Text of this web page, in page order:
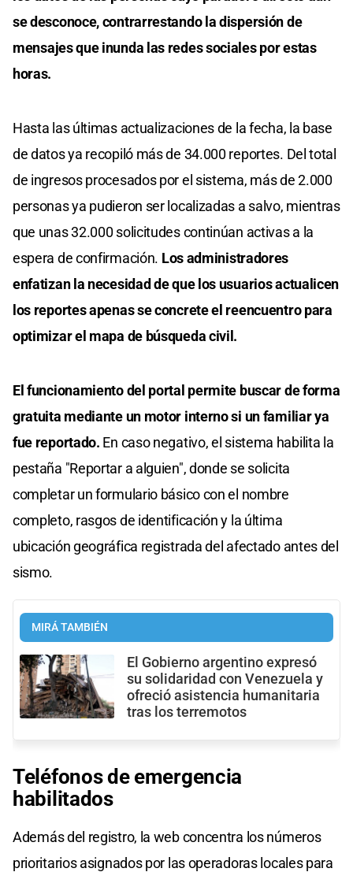
se desconoce, contrarrestando la dispersión de
mensajes que inunda las redes sociales por estas
horas.
Hasta las últimas actualizaciones de la fecha, la base
de datos ya recopiló más de 34.000 reportes. Del total
de ingresos procesados por el sistema, más de 2.000
personas ya pudieron ser localizadas a salvo, mientras
que unas 32.000 solicitudes continúan activas a la
espera de confirmación. Los administradores
enfatizan la necesidad de que los usuarios actualicen
los reportes apenas se concrete el reencuentro para
optimizar el mapa de búsqueda civil.
El funcionamiento del portal permite buscar de forma
gratuita mediante un motor interno si un familiar ya
fue reportado. En caso negativo, el sistema habilita la
pestaña "Reportar a alguien", donde se solicita
completar un formulario básico con el nombre
completo, rasgos de identificación y la última
ubicación geográfica registrada del afectado antes del
sismo.
MIRÁ TAMBIÉN
El Gobierno argentino expresó
su solidaridad con Venezuela y
ofreció asistencia humanitaria
tras los terremotos
Teléfonos de emergencia
habilitados
Además del registro, la web concentra los números
prioritarios asignados por las operadoras locales para